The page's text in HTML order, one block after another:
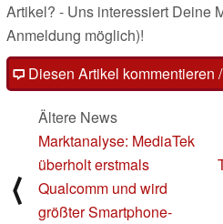
Artikel? - Uns interessiert Deine
Anmeldung möglich)!
Diesen Artikel kommentieren
⟨
Ältere News
Marktanalyse: MediaTek
überholt erstmals
Qualcomm und wird
größter Smartphone-